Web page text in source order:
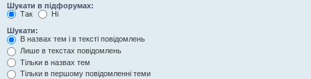
Шукати в підфорумах:
Так
Ні
Шукати:
В назвах тем і в тексті повідомлень
Лише в текстах повідомлень
Тільки в назвах тем
Тільки в першому повідомленні теми